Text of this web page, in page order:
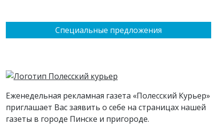
Специальные предложения
Еженедельная рекламная газета «Полесский Курьер»
приглашает Вас заявить о себе на страницах нашей
газеты в городе Пинске и пригороде.